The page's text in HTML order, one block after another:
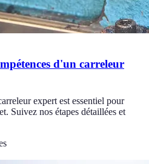
d'un carreleur
expert est essentiel pour
Suivez nos étapes détaillées et